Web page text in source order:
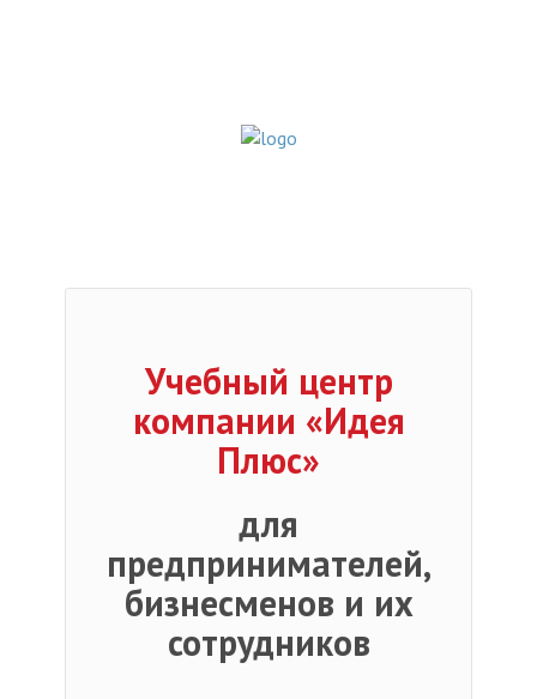
Учебный центр
компании «Идея
Плюс»
для
предпринимателей,
бизнесменов и их
сотрудников